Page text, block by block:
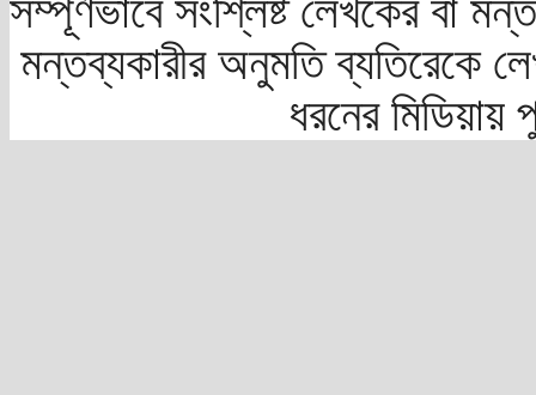
সম্পূর্ণভাবে সংশ্লিষ্ট লেখকের বা
মন্তব্যকারীর অনুমতি ব্যতিরেকে
ধরনের মিডিয়ায়